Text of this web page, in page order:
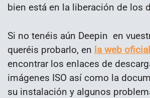
bien está en la liberación de los
Si no tenéis aún Deepin en
queréis probarlo, en la web oficial
encontrar los enlaces de
imágenes ISO así como la
su instalación y algunos